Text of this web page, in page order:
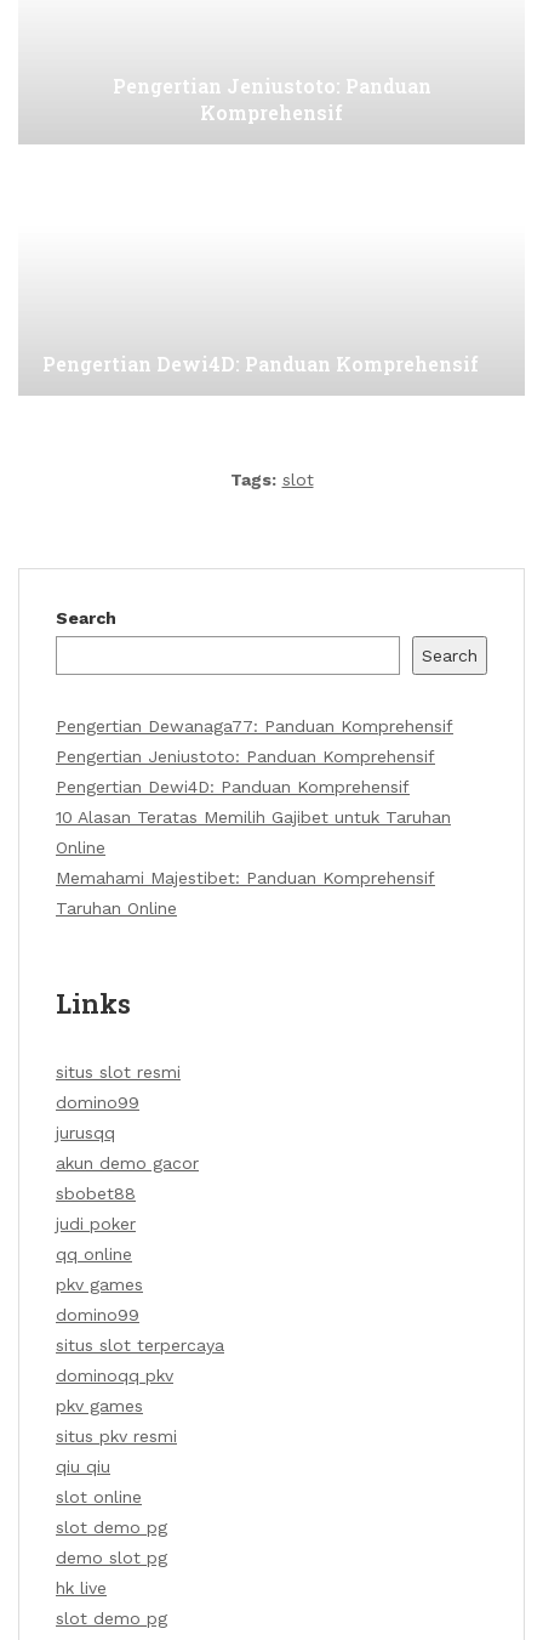
Pengertian Jeniustoto: Panduan
Komprehensif
Pengertian Dewi4D: Panduan Komprehensif
Tags: slot
Search
Search
Pengertian Dewanaga77: Panduan Komprehensif
Pengertian Jeniustoto: Panduan Komprehensif
Pengertian Dewi4D: Panduan Komprehensif
10 Alasan Teratas Memilih Gajibet untuk Taruhan
Online
Memahami Majestibet: Panduan Komprehensif
Taruhan Online
Links
situs slot resmi
domino99
jurusqq
akun demo gacor
sbobet88
judi poker
qq online
pkv games
domino99
situs slot terpercaya
dominoqq pkv
pkv games
situs pkv resmi
qiu qiu
slot online
slot demo pg
demo slot pg
hk live
slot demo pg